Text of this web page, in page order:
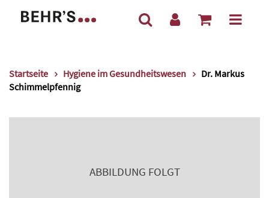
Startseite Hygiene im Gesundheitswesen
Dr. Markus
Schimmelpfennig
ABBILDUNG FOLGT